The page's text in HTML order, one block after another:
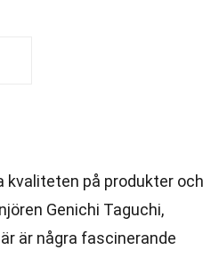
på produkter och
Genichi Taguchi,
är några fascinerande